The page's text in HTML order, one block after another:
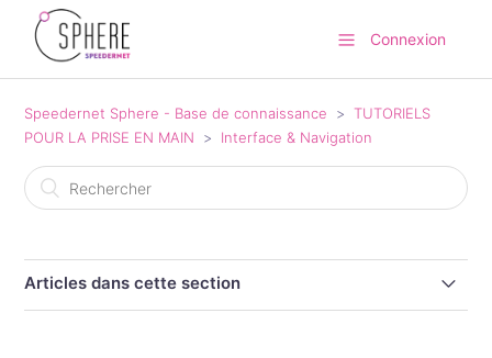
Connexion
Speedernet Sphere - Base de connaissance
TUTORIELS
POUR LA PRISE EN MAIN
Interface & Navigation
Articles dans cette section